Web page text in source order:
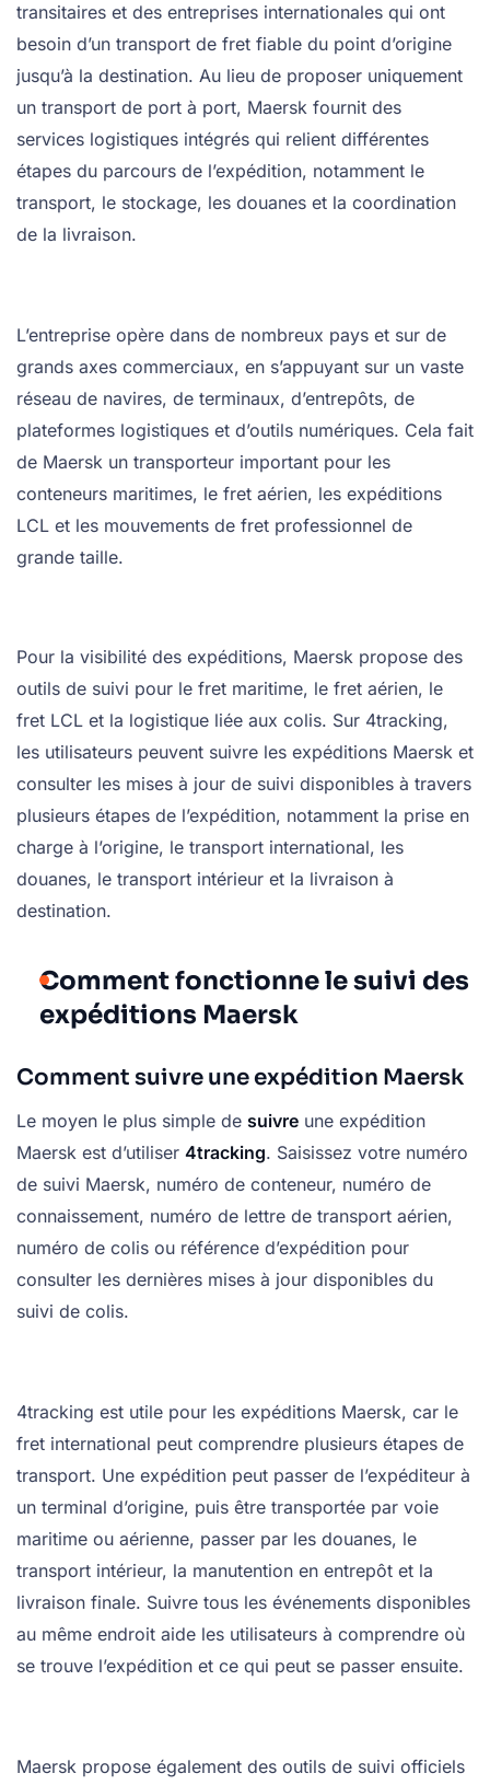
transitaires et des entreprises internationales qui ont
besoin d’un transport de fret fiable du point d’origine
jusqu’à la destination. Au lieu de proposer uniquement
un transport de port à port, Maersk fournit des
services logistiques intégrés qui relient différentes
étapes du parcours de l’expédition, notamment le
transport, le stockage, les douanes et la coordination
de la livraison.
L’entreprise opère dans de nombreux pays et sur de
grands axes commerciaux, en s’appuyant sur un vaste
réseau de navires, de terminaux, d’entrepôts, de
plateformes logistiques et d’outils numériques. Cela fait
de Maersk un transporteur important pour les
conteneurs maritimes, le fret aérien, les expéditions
LCL et les mouvements de fret professionnel de
grande taille.
Pour la visibilité des expéditions, Maersk propose des
outils de suivi pour le fret maritime, le fret aérien, le
fret LCL et la logistique liée aux colis. Sur 4tracking,
les utilisateurs peuvent suivre les expéditions Maersk et
consulter les mises à jour de suivi disponibles à travers
plusieurs étapes de l’expédition, notamment la prise en
charge à l’origine, le transport international, les
douanes, le transport intérieur et la livraison à
destination.
Comment fonctionne le suivi des
expéditions Maersk
Comment suivre une expédition Maersk
Le moyen le plus simple de suivre une expédition
Maersk est d’utiliser 4tracking. Saisissez votre numéro
de suivi Maersk, numéro de conteneur, numéro de
connaissement, numéro de lettre de transport aérien,
numéro de colis ou référence d’expédition pour
consulter les dernières mises à jour disponibles du
suivi de colis.
4tracking est utile pour les expéditions Maersk, car le
fret international peut comprendre plusieurs étapes de
transport. Une expédition peut passer de l’expéditeur à
un terminal d’origine, puis être transportée par voie
maritime ou aérienne, passer par les douanes, le
transport intérieur, la manutention en entrepôt et la
livraison finale. Suivre tous les événements disponibles
au même endroit aide les utilisateurs à comprendre où
se trouve l’expédition et ce qui peut se passer ensuite.
Maersk propose également des outils de suivi officiels